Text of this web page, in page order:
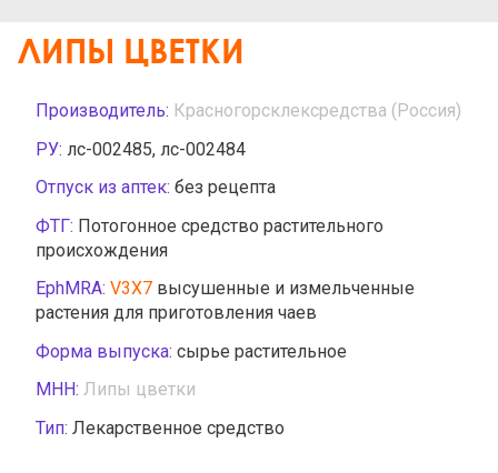
ЛИПЫ ЦВЕТКИ
Производитель: Красногорсклексредства (Россия)
РУ: лс-002485, лс-002484
Отпуск из аптек: без рецепта
ФТГ: Потогонное средство растительного
происхождения
EphMRA: V3X7 высушенные и измельченные
растения для приготовления чаев
Форма выпуска: сырье растительное
МНН: Липы цветки
Тип: Лекарственное средство